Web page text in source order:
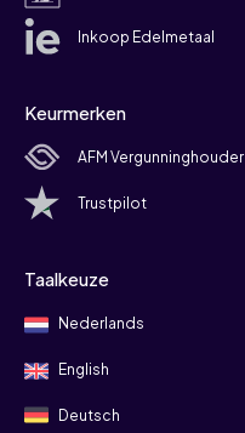
Inkoop Edelmetaal
Keurmerken
AFM Vergunninghouder
Trustpilot
Taalkeuze
Nederlands
English
Deutsch